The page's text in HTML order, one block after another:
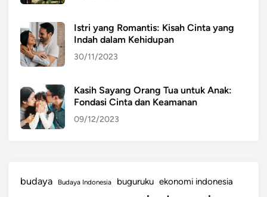
Istri yang Romantis: Kisah Cinta yang
Indah dalam Kehidupan
30/11/2023
Kasih Sayang Orang Tua untuk Anak:
Fondasi Cinta dan Keamanan
09/12/2023
budaya Budaya Indonesia buguruku ekonomi indonesia